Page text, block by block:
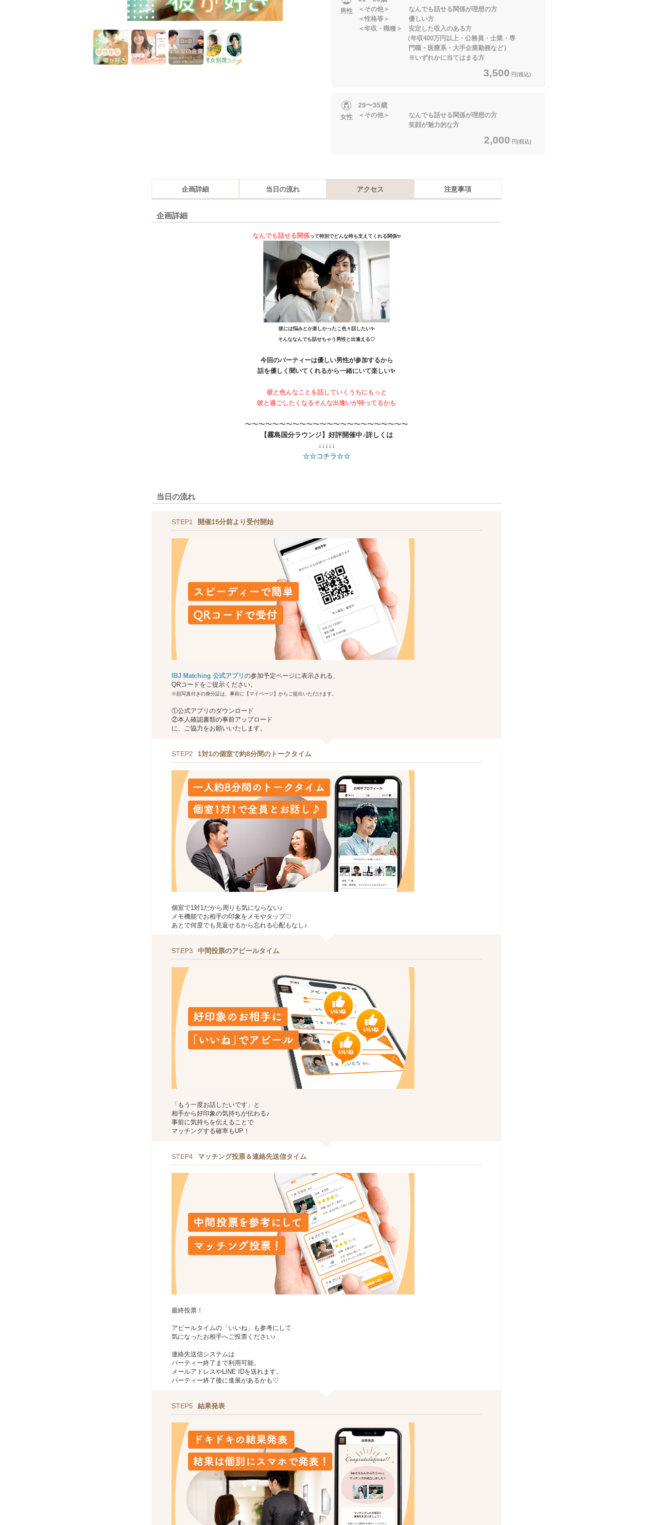
男性
＜その他＞ なんでも話せる関係が理想の方
＜性格等＞ 優しい方
＜年収・職種＞ 安定した収入のある方
（年収400万円以上・公務員・士業・専
門職・医療系・大手企業勤務など）
※いずれかに当てはまる方
3,500 円(税込)
女性
29〜35歳
＜その他＞ なんでも話せる関係が理想の方
笑顔が魅力的な方
2,000 円(税込)
企画詳細 当日の流れ アクセス 注意事項
企画詳細
なんでも話せる関係って特別でどんな時も支えてくれる関係✨️
彼には悩みとか楽しかったこ色々話したい✨️
そんななんでも話せちゃう男性と出逢える♡
今回のパーティーは優しい男性が参加するから
話を優しく聞いてくれるから一緒にいて楽しい✨️
彼と色んなことを話していくうちにもっと
彼と過ごしたくなるそんな出逢いが待ってるかも
〜〜〜〜〜〜〜〜〜〜〜〜〜〜〜〜〜〜〜〜〜〜〜〜
【霧島国分ラウンジ】好評開催中♪詳しくは
↓↓↓↓↓
☆☆コチラ☆☆
当日の流れ
STEP1 開催15分前より受付開始
IBJ Matching 公式アプリ の参加予定ページに表示される、
QRコードをご提示ください。
※顔写真付きの身分証は、事前に【マイページ】からご提出いただけます。
①公式アプリのダウンロード
②本人確認書類の事前アップロード
に、ご協力をお願いいたします。
STEP2 1対1の個室で約8分間のトークタイム
個室で1対1だから周りも気にならない♪
メモ機能でお相手の印象をメモやタップ♡
あとで何度でも見返せるから忘れる心配もなし♪
STEP3 中間投票のアピールタイム
「もう一度お話したいです」と
相手から好印象の気持ちが伝わる♪
事前に気持ちを伝えることで
マッチングする確率もUP！
STEP4 マッチング投票＆連絡先送信タイム
最終投票！
アピールタイムの「いいね」も参考にして
気になったお相手へご投票ください♪
連絡先送信システムは
パーティー終了まで利用可能。
メールアドレスやLINE IDを送れます。
パーティー終了後に進展があるかも♡
STEP5 結果発表